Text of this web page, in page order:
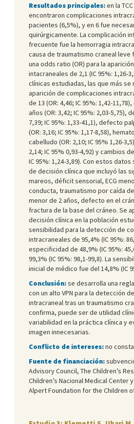
Resultados principales:en la
encontraron complicaciones
pacientes (6,5%), y en 6 fue
quirúrgicamente. La complicación
frecuente fue la hemorragia
causa de traumatismo craneal leve
una odds ratio (OR) para la
intacraneales de 2,1 (IC 95%: 1,26-
clínicas estudiadas, las que más se
aparición de complicaciones
de 13 (OR: 4,46; IC 95%: 1,42-
años (OR: 3,42; IC 95%: 2,03-5,75),
7,39; IC 95%: 1,33-41,1), defecto
(OR: 3,16; IC 95%: 1,17-8,58),
cabelludo (OR: 2,10; IC 95% 1,26-
2,14; IC 95% 0,93-4,92) y cambios
IC 95%: 1,24-3,89). Con estos
de decisión clínica que incluyó las
mareos, déficit sensorial, ECG
conducta, traumatismo por caída
menor de 2 años, defecto en el
fractura de la base del cráneo. Se
decisión clínica en la población
sensibilidad para la detección de
intracraneales de 95,4% (IC 95%:
especificidad de 48,9% (IC 95%:
99,3% (IC 95%: 98,1-99,8). La
inicial de médico fue del 14,8% (IC
Conclusión:se desarrolla una
con un alto VPN para la detección
intracraneal tras un traumatismo
confirma, puede ser de utilidad
variabilidad en la práctica clínica y
imagen innecesarias.
Conflicto de intereses:no consta
Fuente de financiación:
Advisory Council, The Children’s
Children’s Nacional Medical Center
Alpert Foundation for the Children